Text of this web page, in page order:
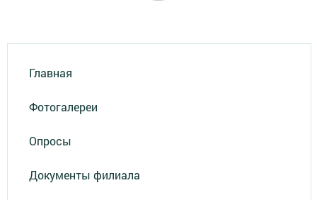
Главная
Фотогалереи
Опросы
Документы филиала